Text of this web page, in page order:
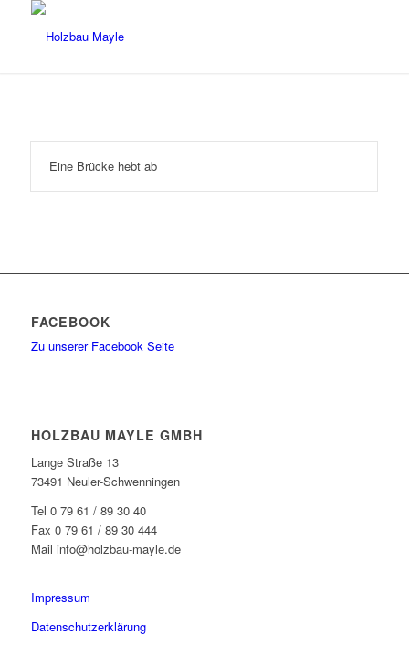
Eine Brücke hebt ab
FACEBOOK
Zu unserer Facebook Seite
HOLZBAU MAYLE GMBH
Lange Straße 13
73491 Neuler-Schwenningen
Tel 0 79 61 / 89 30 40
Fax 0 79 61 / 89 30 444
Mail info@holzbau-mayle.de
Impressum
Datenschutzerklärung